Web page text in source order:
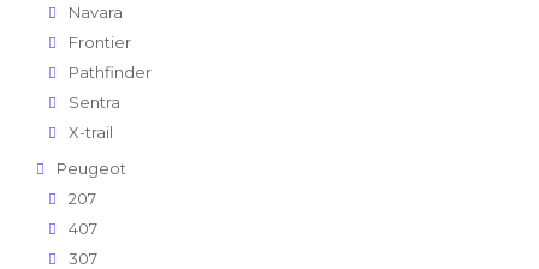
Navara
Frontier
Pathfinder
Sentra
X-trail
Peugeot
207
407
307